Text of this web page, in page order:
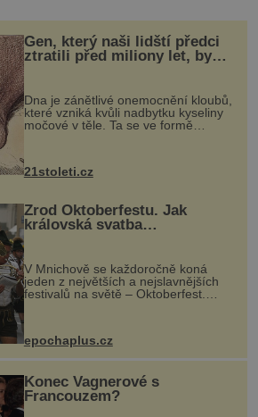
Gen, který naši lidští předci
ztratili před miliony let, by
mohl pomoci s léčbou
„nemoci králů“
Dna je zánětlivé onemocnění kloubů,
které vzniká kvůli nadbytku kyseliny
močové v těle. Ta se ve formě
nohou, a způsobuje bole...
21stoleti.cz
Zrod Oktoberfestu. Jak
královská svatba
odstartovala největší pivní
festival světa
V Mnichově se každoročně koná
jeden z největších a nejslavnějších
festivalů na světě – Oktoberfest.
návštěvníků, kteří si vychutnávají
kultur...
epochaplus.cz
Konec Vagnerové s
Francouzem?